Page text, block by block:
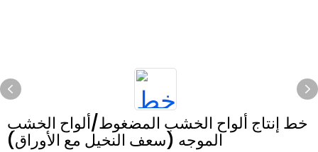
خط إنتاج ألواح الخشب المضغوط/ألواح الخشب
الموجه (سعف النخيل مع الأوراق)